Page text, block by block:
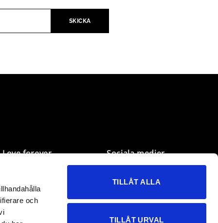
och
TILLÅT ALLA
TILLÅT URVAL
Love forever
Önskelistan
Kundservice
B2B
Sociala medier
Facebook
Instagram
TikTok